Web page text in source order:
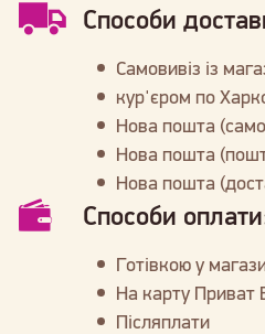
Способи
Самовивіз із
кур'єром по
Нова пошта
Нова пошта
Нова пошта
Способи
Готівкою у
На карту Приват
Післяплати